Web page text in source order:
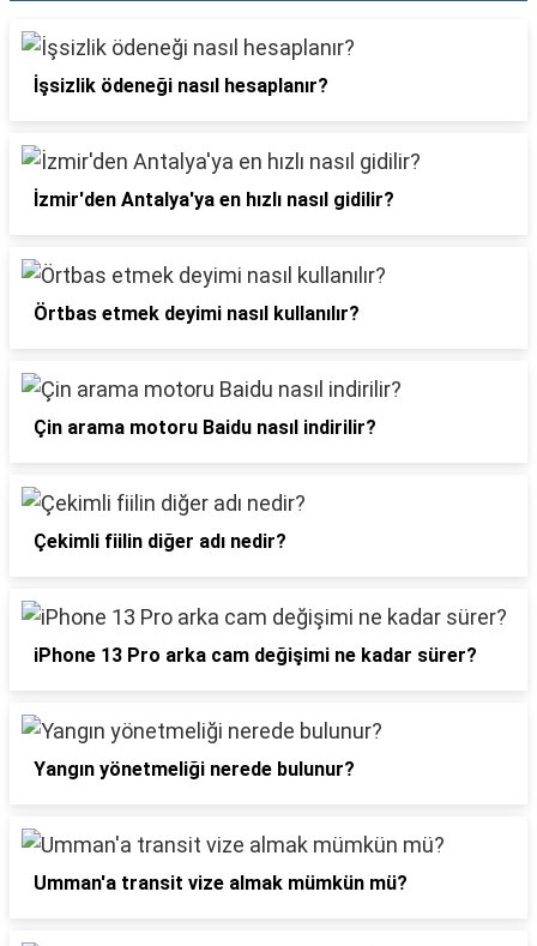
İşsizlik ödeneği nasıl hesaplanır?
İzmir'den Antalya'ya en hızlı nasıl gidilir?
Örtbas etmek deyimi nasıl kullanılır?
Çin arama motoru Baidu nasıl indirilir?
Çekimli fiilin diğer adı nedir?
iPhone 13 Pro arka cam değişimi ne kadar sürer?
Yangın yönetmeliği nerede bulunur?
Umman'a transit vize almak mümkün mü?